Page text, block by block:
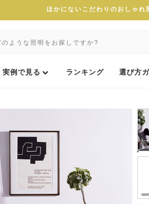
ほかにないこだわりのおしゃれ
実例で見る ランキング 選び方